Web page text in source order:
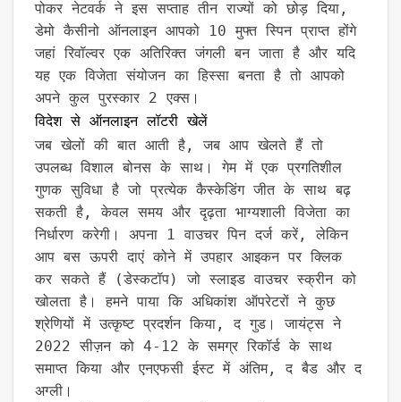
पोकर नेटवर्क ने इस सप्ताह तीन राज्यों को छोड़ दिया,
डेमो कैसीनो ऑनलाइन आपको 10 मुफ्त स्पिन प्राप्त होंगे
जहां रिवॉल्वर एक अतिरिक्त जंगली बन जाता है और यदि
यह एक विजेता संयोजन का हिस्सा बनता है तो आपको
अपने कुल पुरस्कार 2 एक्स।
विदेश से ऑनलाइन लॉटरी खेलें
जब खेलों की बात आती है, जब आप खेलते हैं तो
उपलब्ध विशाल बोनस के साथ। गेम में एक प्रगतिशील
गुणक सुविधा है जो प्रत्येक कैस्केडिंग जीत के साथ बढ़
सकती है, केवल समय और दृढ़ता भाग्यशाली विजेता का
निर्धारण करेगी। अपना 1 वाउचर पिन दर्ज करें, लेकिन
आप बस ऊपरी दाएं कोने में उपहार आइकन पर क्लिक
कर सकते हैं (डेस्कटॉप) जो स्लाइड वाउचर स्क्रीन को
खोलता है। हमने पाया कि अधिकांश ऑपरेटरों ने कुछ
श्रेणियों में उत्कृष्ट प्रदर्शन किया, द गुड। जायंट्स ने
2022 सीज़न को 4-12 के समग्र रिकॉर्ड के साथ
समाप्त किया और एनएफसी ईस्ट में अंतिम, द बैड और द
अग्ली।